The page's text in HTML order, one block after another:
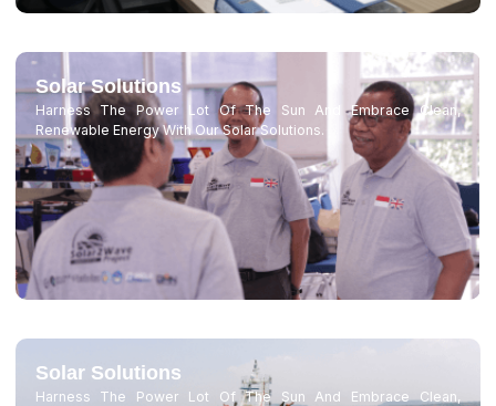
Solar Solutions
Harness The Power Lot Of The Sun And Embrace Clean,
Renewable Energy With Our Solar Solutions.
Solar Solutions
Harness The Power Lot Of The Sun And Embrace Clean,